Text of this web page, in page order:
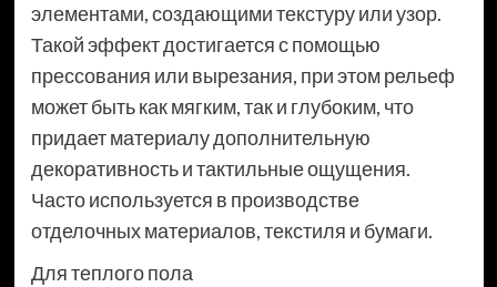
элементами, создающими текстуру или узор.
Такой эффект достигается с помощью
прессования или вырезания, при этом рельеф
может быть как мягким, так и глубоким, что
придает материалу дополнительную
декоративность и тактильные ощущения.
Часто используется в производстве
отделочных материалов, текстиля и бумаги.
Для теплого пола